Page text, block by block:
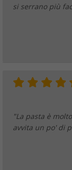
si serrano più
"La pasta è
avvita un po' di